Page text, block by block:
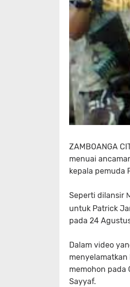
ZAMBOANGA
menuai
kepala pemuda
Seperti dilansir
untuk Patrick
pada 24
Dalam video
memohon pada
Sayyaf.